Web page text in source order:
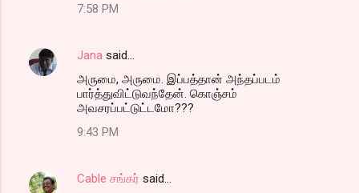
7:58 PM
Jana said…
அருமை, அருமை. இப்பத்தான் அந்தப்படம்
பார்த்துவிட்டுவந்தேன். கொஞ்சம்
அவசரப்பட்டுட்டமோ???
9:43 PM
Cable சங்கர் said…